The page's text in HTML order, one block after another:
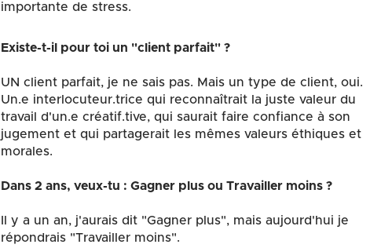
importante de stress.
Existe-t-il pour toi un "client parfait" ?
UN client parfait, je ne sais pas. Mais un type de client, oui.
Un.e interlocuteur.trice qui reconnaîtrait la juste valeur du
travail d'un.e créatif.tive, qui saurait faire confiance à son
jugement et qui partagerait les mêmes valeurs éthiques et
morales.
Dans 2 ans, veux-tu : Gagner plus ou Travailler moins ?
Il y a un an, j'aurais dit "Gagner plus", mais aujourd'hui je
répondrais "Travailler moins".